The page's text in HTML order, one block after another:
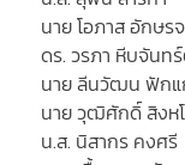
นาย โอภาส อักษร
ดร. วรภา หีบจันท
นาย ลีนวัฒน ฟัก
นาย วุฒิศักดิ์ สิงห
น.ส. นิสากร คงศรี